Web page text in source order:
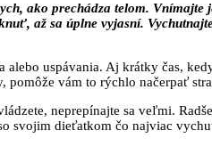
ako prechádza telom. Vnímajte
až sa úplne vyjasní.
uspávania. Aj krátky čas,
vám to rýchlo načerpať
neprepínajte sa veľmi.
svojim dieťatkom čo najviac